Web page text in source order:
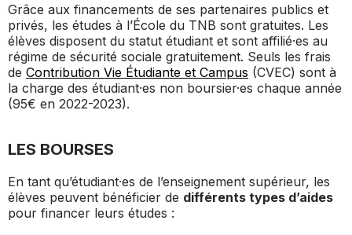
Grâce aux financements de ses partenaires publics et
privés, les études à l’École du TNB sont gratuites. Les
élèves disposent du statut étudiant et sont affilié·es au
régime de sécurité sociale gratuitement. Seuls les frais
de Contribution Vie Étudiante et Campus (CVEC) sont à
la charge des étudiant·es non boursier·es chaque année
(95€ en 2022-2023).
LES BOURSES
En tant qu’étudiant·es de l’enseignement supérieur, les
élèves peuvent bénéficier de différents types d’aides
pour financer leurs études :